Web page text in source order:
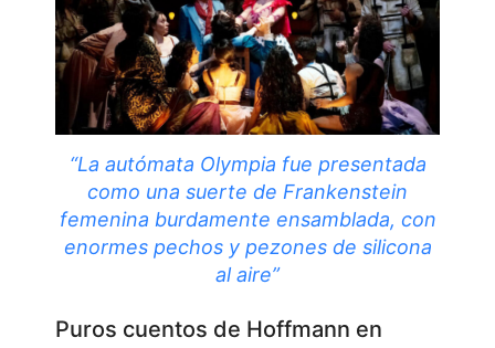
“La autómata Olympia fue presentada
como una suerte de Frankenstein
femenina burdamente ensamblada, con
enormes pechos y pezones de silicona
al aire”
Puros cuentos de Hoffmann en